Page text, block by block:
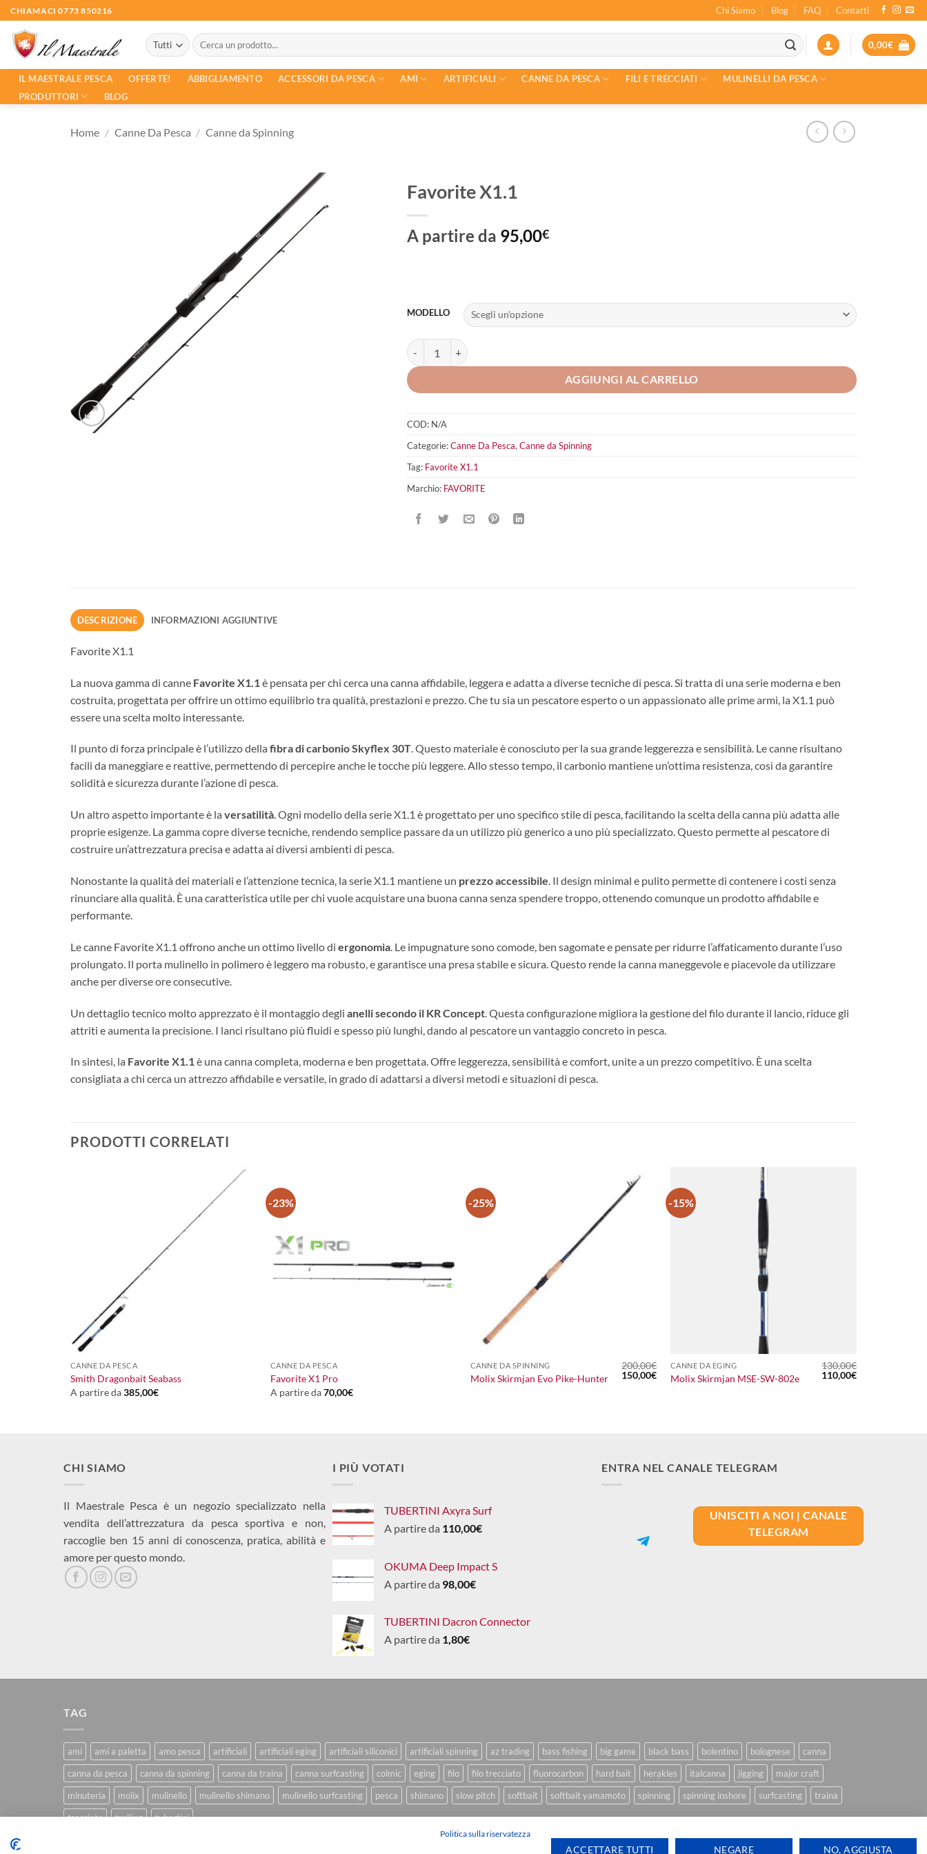
Salta
ai
contenuti
CHIAMACI 0773 850216 Chi Siamo Blog FAQ Contatti
Cerca:
0,00€
IL MAESTRALE PESCA OFFERTE! ABBIGLIAMENTO ACCESSORI DA PESCA AMI ARTIFICIALI CANNE DA PESCA FILI E TRECCIATI
MULINELLI DA PESCA
PRODUTTORI
BLOG
Home / Canne Da Pesca / Canne da Spinning
Favorite X1.1
A partire da 95,00€
MODELLO
Favorite X1.1 quantità
AGGIUNGI AL CARRELLO
COD: N/A
Categorie:Canne Da Pesca, Canne da Spinning
Tag: Favorite X1.1
Marchio: FAVORITE
DESCRIZIONE INFORMAZIONI AGGIUNTIVE
Favorite X1.1
La nuova gamma di canne Favorite X1.1 è pensata per chi cerca una canna affidabile, leggera e adatta a diverse tecniche di pesca. Si tratta di una serie moderna e ben
costruita, progettata per offrire un ottimo equilibrio tra qualità, prestazioni e prezzo. Che tu sia un pescatore esperto o un appassionato alle prime armi, la X1.1 può
essere una scelta molto interessante.
Il punto di forza principale è l’utilizzo della fibra di carbonio Skyflex 30T. Questo materiale è conosciuto per la sua grande leggerezza e sensibilità. Le canne risultano
facili da maneggiare e reattive, permettendo di percepire anche le tocche più leggere. Allo stesso tempo, il carbonio mantiene un’ottima resistenza, così da garantire
solidità e sicurezza durante l’azione di pesca.
Un altro aspetto importante è la versatilità. Ogni modello della serie X1.1 è progettato per uno specifico stile di pesca, facilitando la scelta della canna più adatta alle
proprie esigenze. La gamma copre diverse tecniche, rendendo semplice passare da un utilizzo più generico a uno più specializzato. Questo permette al pescatore di
costruire un’attrezzatura precisa e adatta ai diversi ambienti di pesca.
Nonostante la qualità dei materiali e l’attenzione tecnica, la serie X1.1 mantiene un prezzo accessibile. Il design minimal e pulito permette di contenere i costi senza
rinunciare alla qualità. È una caratteristica utile per chi vuole acquistare una buona canna senza spendere troppo, ottenendo comunque un prodotto affidabile e
performante.
Le canne Favorite X1.1 offrono anche un ottimo livello di ergonomia. Le impugnature sono comode, ben sagomate e pensate per ridurre l’affaticamento durante l’uso
prolungato. Il porta mulinello in polimero è leggero ma robusto, e garantisce una presa stabile e sicura. Questo rende la canna maneggevole e piacevole da utilizzare
anche per diverse ore consecutive.
Un dettaglio tecnico molto apprezzato è il montaggio degli anelli secondo il KR Concept . Questa configurazione migliora la gestione del filo durante il lancio, riduce gli
attriti e aumenta la precisione. I lanci risultano più fluidi e spesso più lunghi, dando al pescatore un vantaggio concreto in pesca.
In sintesi, la Favorite X1.1è una canna completa, moderna e ben progettata. Offre leggerezza, sensibilità e comfort, unite a un prezzo competitivo. È una scelta
consigliata a chi cerca un attrezzo affidabile e versatile, in grado di adattarsi a diversi metodi e situazioni di pesca.
PRODOTTI CORRELATI
+
CANNE DA PESCA
Smith Dragonbait Seabass
A partire da385,00€
-23%
CANNE DA PESCA
Favorite X1 Pro
A partire da70,00€
-25%
+
CANNE DA SPINNING
Molix Skirmjan Evo Pike-Hunter
200,00€
Il
prezzo
150,00€Il
prezzo
-15%
CANNE DA EGING
Molix Skirmjan MSE-SW-802e
130,00€
Il
prezzo
110,00€Il
CHI SIAMO
Il Maestrale Pesca è un negozio specializzato nella
vendita dell’attrezzatura da pesca sportiva e non,
raccoglie ben 15 anni di conoscenza, pratica, abilità e
amore per questo mondo.
I PIÙ VOTATI
TUBERTINI Axyra Surf
A partire da 110,00€
OKUMA Deep Impact S
A partire da 98,00€
TUBERTINI Dacron Connector
A partire da 1,80€
ENTRA NEL CANALE TELEGRAM
UNISCITI A NOI | CANALE
TELEGRAM
TAG
ami ami a paletta amo pesca artificiali artificiali eging artificiali siliconici artificiali spinning az trading bass fishing big game black bass bolentino bolognese
canna
canna da pesca
canna da spinning canna da traina canna surfcasting colmic eging filo filo trecciato fluorocarbon hard bait herakles italcanna jigging
major craft
minuteria
molix mulinello mulinello shimano mulinello surfcasting pesca shimano slow pitch softbait softbait yamamoto spinning spinning inshore surfcasting
traina
trecciato
trolling tubertini
Politica sulla riservatezza
ACCETTARE TUTTI NEGARE NO, AGGIUSTA